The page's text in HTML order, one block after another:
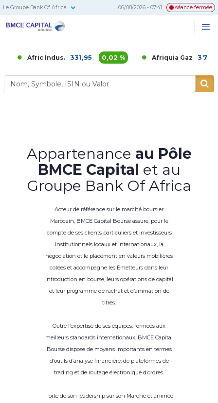
Le Groupe Bank Of Africa 06/08/2026 - 07:41 séance fermée
Indus. 331,95 0,02 % Afriquia Gaz 3 700,00
Appartenance au Pôle
BMCE Capital et au
Groupe Bank Of Africa
Acteur de référence sur le marché boursier
Marocain, BMCE Capital Bourse assure, pour le
compte de ses clients particuliers et investisseurs
institutionnels locaux et internationaux, la
négociation et le placement en valeurs mobilières
cotées et accompagne les Émetteurs dans leur
introduction en bourse, leurs opérations de capital
et leur programme de rachat et d’animation de
titres.
Outre l’expertise de ses équipes, formées aux
meilleurs standards internationaux, BMCE Capital
Bourse dispose de moyens importants en termes
d’outils d’analyse financière, de plateformes de
trading et de routage électronique d’ordres.
Forte de son leadership sur son Marché et animée